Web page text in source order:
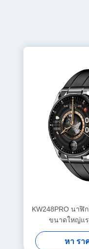
KW248PRO นาฬิ
ขนาดใหญ่แร
หา รา